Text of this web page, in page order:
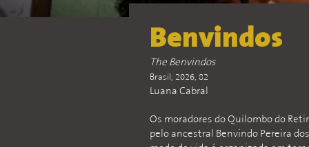
Benvindos
The Benvindos
Brasil, 2026, 82
Luana Cabral
Os moradores do Quilombo do
pelo ancestral Benvindo Pereira